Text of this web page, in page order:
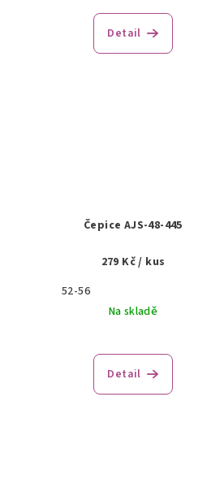
Detail
Čepice AJS-48-445
279 Kč/ kus
52-56
Na skladě
Detail